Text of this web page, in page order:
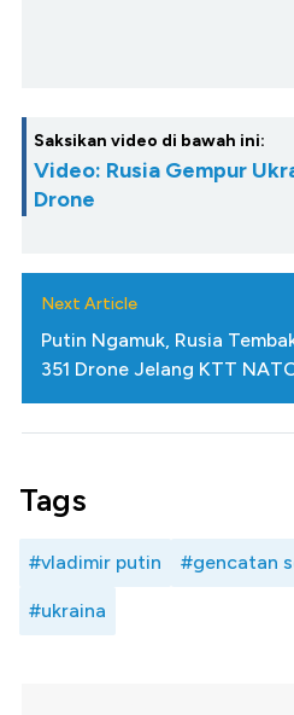
Saksikan video di bawah ini:
Video: Rusia Gempur
Drone
Next Article
Putin Ngamuk, Rusia
351 Drone Jelang KTT
Tags
#vladimir putin #gencatan
#ukraina